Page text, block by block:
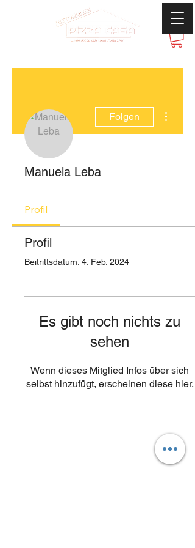
Folgen
Manuela Leba
Profil
Profil
Beitrittsdatum: 4. Feb. 2024
Es gibt noch nichts zu
sehen
Wenn dieses Mitglied Infos über sich
selbst hinzufügt, erscheinen diese hier.